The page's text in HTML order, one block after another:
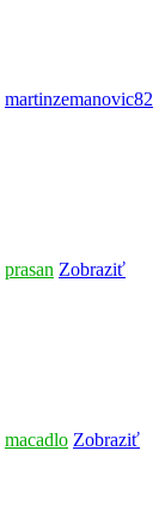
martinzemanovic82
prasan Zobraziť
macadlo Zobraziť